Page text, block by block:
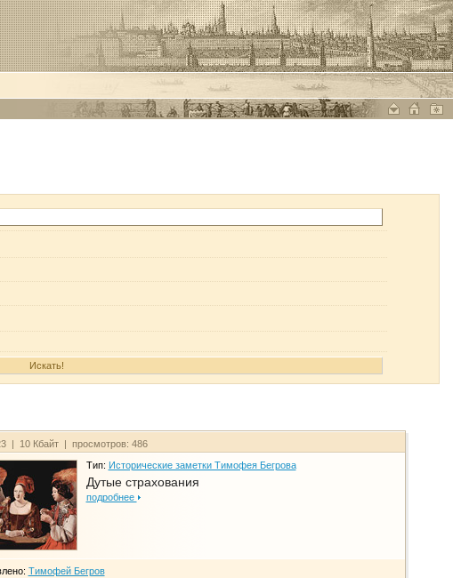
| 10 Кбайт | просмотров: 486
Тип: Исторические заметки Тимофея Бегрова
Дутые страхования
подробнее
Тимофей Бегров